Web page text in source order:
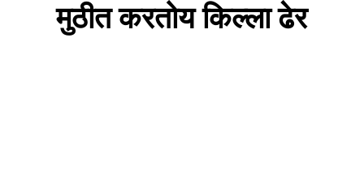
मुठीत करतोय किल्ला ढेर